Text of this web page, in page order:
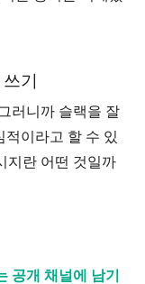
기
러니까 슬랙을 잘
적이라고 할 수 있
지란 어떤 것일까
공개 채널에 남기